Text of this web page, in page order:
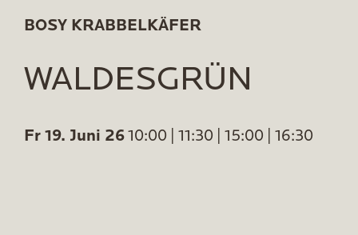
BOSY KRABBELKÄFER
WALDESGRÜN
Fr 19. Juni 26 10:00 | 11:30 | 15:00 | 16:30